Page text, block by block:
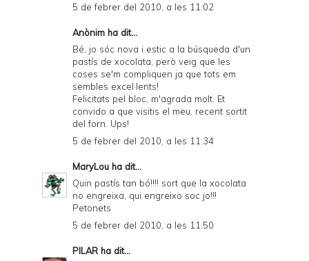
5 de febrer del 2010, a les 11:02
Anònim ha dit...
Bé, jo sóc nova i estic a la búsqueda d'un
pastís de xocolata, però veig que les
coses se'm compliquen ja que tots em
sembles excel·lents!
Felicitats pel bloc, m'agrada molt. Et
convido a que visitis el meu, recent sortit
del forn. Ups!
5 de febrer del 2010, a les 11:34
MaryLou ha dit...
Quin pastís tan bó!!!! sort que la xocolata
no engreixa, qui engreixo soc jo!!!
Petonets
5 de febrer del 2010, a les 11:50
PILAR ha dit...